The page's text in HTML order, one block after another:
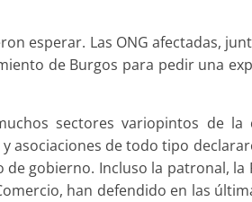
esperar. Las ONG afectadas,
de Burgos para pedir una
sectores variopintos de la
asociaciones de todo tipo
gobierno. Incluso la patronal, la
han defendido en las